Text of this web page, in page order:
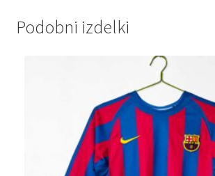
Podobni izdelki